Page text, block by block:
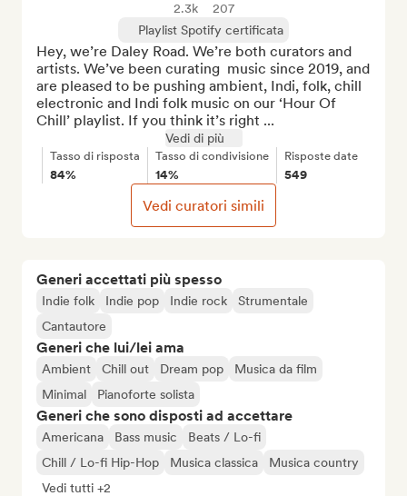
Generi accettati più spesso
Indie folk Indie pop Indie rock
Strumentale
Cantautore
Generi che lui/lei ama
Ambient Chill out Dream pop
Musica da film
Minimal
Pianoforte solista
Generi che sono disposti ad accettare
Americana Bass music
Beats / Lo-fi
Chill / Lo-fi Hip-Hop
Musica classica
Musica country
Vedi tutti +2
2.3k
207
Playlist Spotify certificata
Hey, we’re Daley Road. We’re both curators and
artists. We’ve been curating  music since 2019, and
are pleased to be pushing ambient, Indi, folk, chill
electronic and Indi folk music on our ‘Hour Of
Chill’ playlist. If you think it’s right ...
Vedi di più
Tasso di risposta
84%
Tasso di condivisione
14%
Risposte date
549
Vedi curatori simili